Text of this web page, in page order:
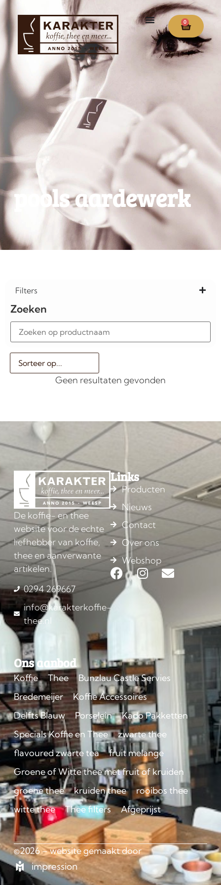
0
pools aardewerk
Filters
Zoeken
Geen resultaten gevonden
De koffie- en thee
website voor de echte
liefhebber van koffie,
thee en aanverwante
artikelen.
0294 269667
info@karakterkoffie-
thee.nl
Links
Producten
Nieuws
Contact
Over ons
Webshop
Ons aanbod
Koffie Thee
Bunzlau Castle Servies
Bredemeijer
Koffie Accessoires
Delfts Blauw
Porselein
Kado Pakketten
Specials Koffie en Thee
zwarte thee
flavoured zwarte tea
fruit melange
Groene of Witte thee met fruit of kruiden
groene thee
kruiden thee
rooibos thee
witte thee
Thee filters Afgeprijst
©2026 – website gemaakt door
impression